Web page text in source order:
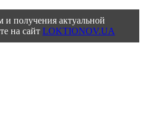
и получения актуальной
на сайт LOKTIONOV.UA